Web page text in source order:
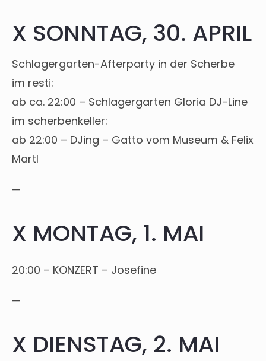
X SONNTAG, 30. APRIL
Schlagergarten-Afterparty in der Scherbe
im resti:
ab ca. 22:00 – Schlagergarten Gloria DJ-Line
im scherbenkeller:
ab 22:00 – DJing – Gatto vom Museum & Felix
Martl
—
X MONTAG, 1. MAI
20:00 – KONZERT – Josefine
—
X DIENSTAG, 2. MAI